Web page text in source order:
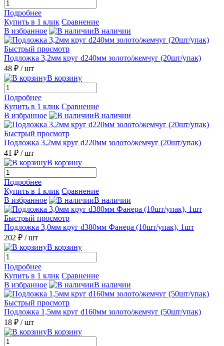
Подробнее
Купить в 1 клик Сравнение
В избранное
В наличии
Быстрый просмотр
Подложка 3,2мм круг d240мм золото/жемчуг (20шт/упак)
48 ₽ / шт
В корзину
Подробнее
Купить в 1 клик Сравнение
В избранное
В наличии
Быстрый просмотр
Подложка 3,2мм круг d220мм золото/жемчуг (20шт/упак)
41 ₽ / шт
В корзину
Подробнее
Купить в 1 клик Сравнение
В избранное
В наличии
Быстрый просмотр
Подложка 3,0мм круг d380мм Фанера (10шт/упак), 1шт
202 ₽ / шт
В корзину
Подробнее
Купить в 1 клик Сравнение
В избранное
В наличии
Быстрый просмотр
Подложка 1,5мм круг d160мм золото/жемчуг (50шт/упак)
18 ₽ / шт
В корзину